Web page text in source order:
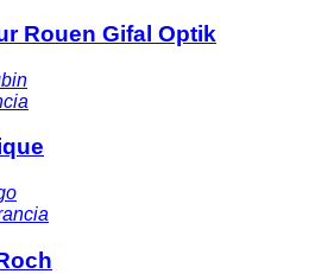
Rouen Gifal Optik